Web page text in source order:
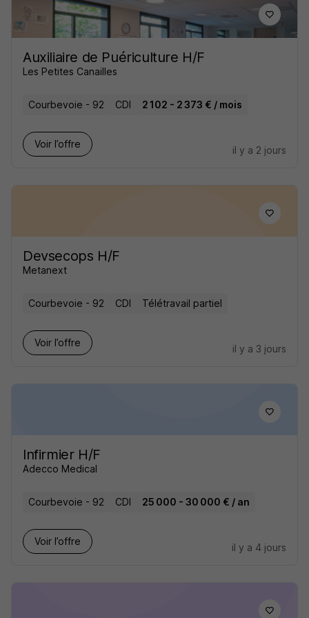
Auxiliaire de Puériculture H/F
Les Petites Canailles
Courbevoie - 92 CDI 2 102 - 2 373 € / mois
Voir l’offre
il y a 2 jours
Devsecops H/F
Metanext
Courbevoie - 92 CDI Télétravail partiel
Voir l’offre
il y a 3 jours
Infirmier H/F
Adecco Medical
Courbevoie - 92 CDI 25 000 - 30 000 € / an
Voir l’offre
il y a 4 jours